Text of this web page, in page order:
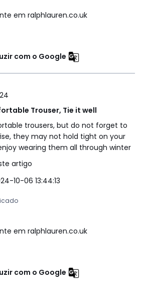
em ralphlauren.co.uk
com o Google
Trouser, Tie it well
trousers, but do not forget to
they may not hold tight on your
wearing them all through winter
artigo
10-06 13:44:13
em ralphlauren.co.uk
com o Google